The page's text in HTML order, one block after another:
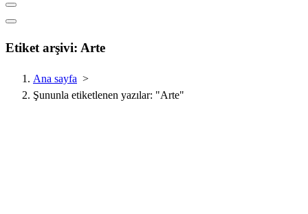
Etiket arşivi: Arte
Ana sayfa >
Şununla etiketlenen yazılar: "Arte"